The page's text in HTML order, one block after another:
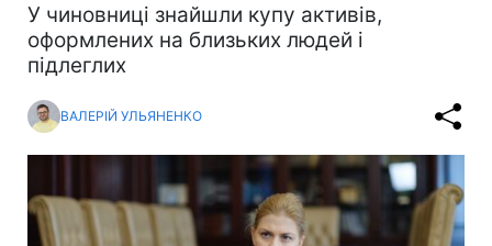
У чиновниці знайшли купу активів,
оформлених на близьких людей і
підлеглих
ВАЛЕРІЙ УЛЬЯНЕНКО